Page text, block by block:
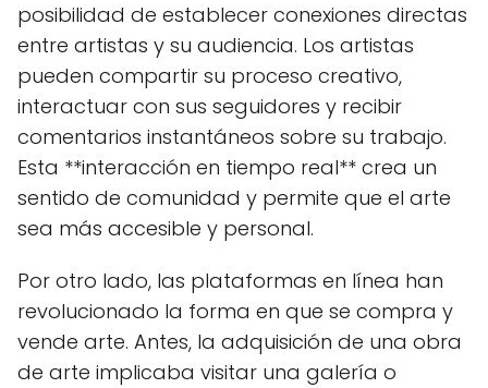
posibilidad de establecer conexiones directas
entre artistas y su audiencia. Los artistas
pueden compartir su proceso creativo,
interactuar con sus seguidores y recibir
comentarios instantáneos sobre su trabajo.
Esta **interacción en tiempo real** crea un
sentido de comunidad y permite que el arte
sea más accesible y personal.
Por otro lado, las plataformas en línea han
revolucionado la forma en que se compra y
vende arte. Antes, la adquisición de una obra
de arte implicaba visitar una galería o